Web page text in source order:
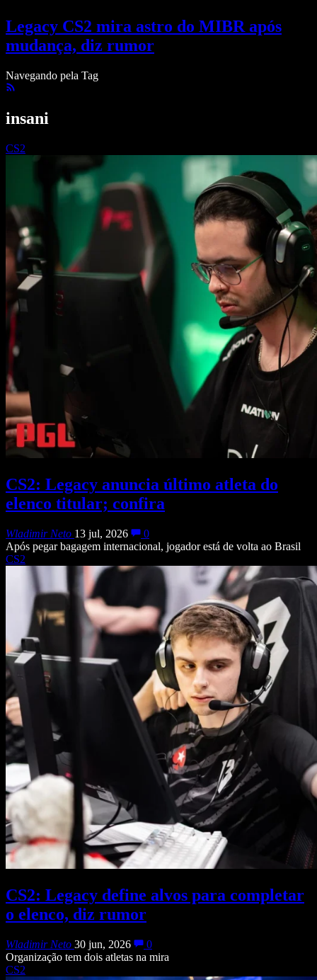
Legacy CS2 mira astro do MIBR após
mudança, diz rumor
Navegando pela Tag
insani
CS2
CS2: Legacy anuncia último atleta do
elenco titular; confira
Wladimir Neto 13 jul, 2026
0
Após pegar bagagem internacional, jogador está de volta ao Brasil
CS2
CS2: Legacy define alvos para completar
o elenco, diz rumor
Wladimir Neto 30 jun, 2026
0
Organização tem dois atletas na mira
CS2